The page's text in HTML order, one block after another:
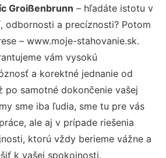
Groißenbrunn – hľadáte istotu v
odbornosti a precíznosti? Potom
– www.moje-stahovanie.sk.
vám vysokú
a korektné jednanie od
po samotné dokončenie vašej
sme iba ľudia, sme tu pre vás
ale aj v prípade riešenia
ktorú vždy berieme vážne a
k vašej spokojnosti.